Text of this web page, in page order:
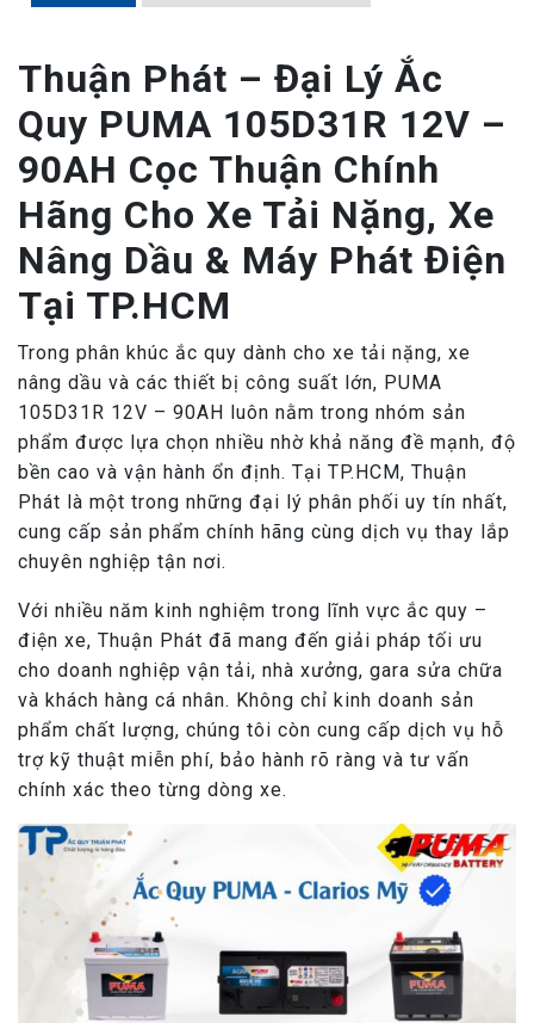
Thuận Phát – Đại Lý Ắc
Quy PUMA 105D31R 12V –
90AH Cọc Thuận Chính
Hãng Cho Xe Tải Nặng, Xe
Nâng Dầu & Máy Phát Điện
Tại TP.HCM
Trong phân khúc ắc quy dành cho xe tải nặng, xe
nâng dầu và các thiết bị công suất lớn, PUMA
105D31R 12V – 90AH luôn nằm trong nhóm sản
phẩm được lựa chọn nhiều nhờ khả năng đề mạnh, độ
bền cao và vận hành ổn định. Tại TP.HCM, Thuận
Phát là một trong những đại lý phân phối uy tín nhất,
cung cấp sản phẩm chính hãng cùng dịch vụ thay lắp
chuyên nghiệp tận nơi.
Với nhiều năm kinh nghiệm trong lĩnh vực ắc quy –
điện xe, Thuận Phát đã mang đến giải pháp tối ưu
cho doanh nghiệp vận tải, nhà xưởng, gara sửa chữa
và khách hàng cá nhân. Không chỉ kinh doanh sản
phẩm chất lượng, chúng tôi còn cung cấp dịch vụ hỗ
trợ kỹ thuật miễn phí, bảo hành rõ ràng và tư vấn
chính xác theo từng dòng xe.